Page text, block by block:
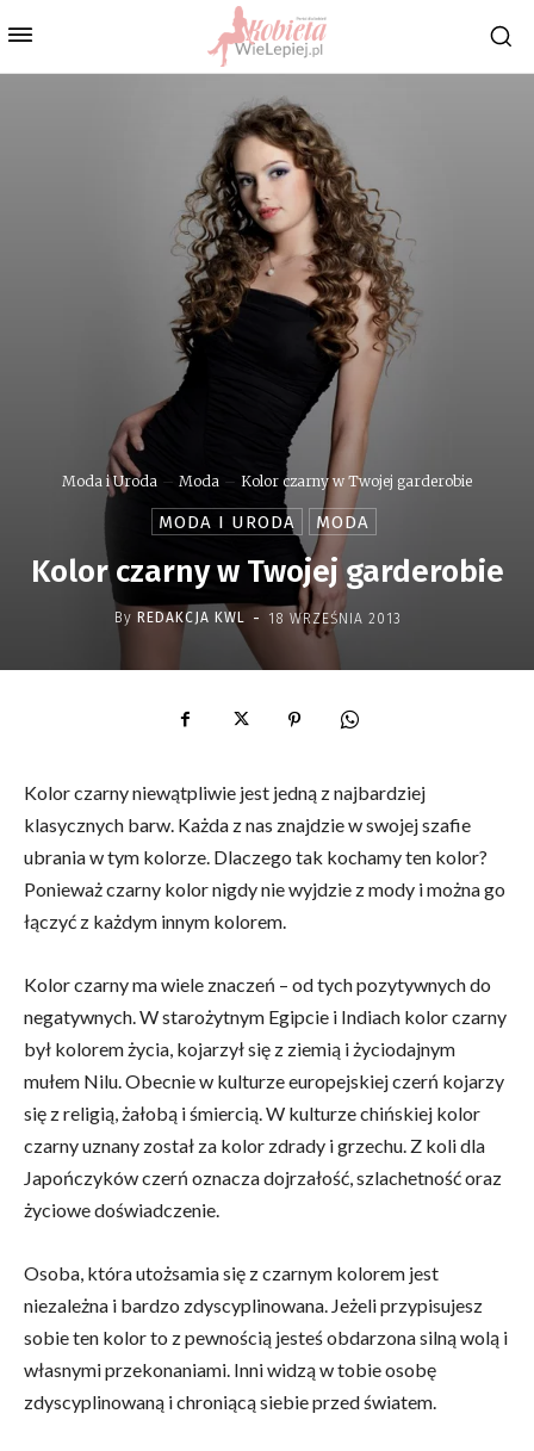
Moda i Uroda Moda Kolor czarny w Twojej garderobie
MODA I URODA MODA
Kolor czarny w Twojej garderobie
By REDAKCJA KWL - 18 WRZEŚNIA 2013
Kolor czarny niewątpliwie jest jedną z najbardziej
klasycznych barw. Każda z nas znajdzie w swojej szafie
ubrania w tym kolorze. Dlaczego tak kochamy ten kolor?
Ponieważ czarny kolor nigdy nie wyjdzie z mody i można go
łączyć z każdym innym kolorem.
Kolor czarny ma wiele znaczeń – od tych pozytywnych do
negatywnych. W starożytnym Egipcie i Indiach kolor czarny
był kolorem życia, kojarzył się z ziemią i życiodajnym
mułem Nilu. Obecnie w kulturze europejskiej czerń kojarzy
się z religią, żałobą i śmiercią. W kulturze chińskiej kolor
czarny uznany został za kolor zdrady i grzechu. Z koli dla
Japończyków czerń oznacza dojrzałość, szlachetność oraz
życiowe doświadczenie.
Osoba, która utożsamia się z czarnym kolorem jest
niezależna i bardzo zdyscyplinowana. Jeżeli przypisujesz
sobie ten kolor to z pewnością jesteś obdarzona silną wolą i
własnymi przekonaniami. Inni widzą w tobie osobę
zdyscyplinowaną i chroniącą siebie przed światem.